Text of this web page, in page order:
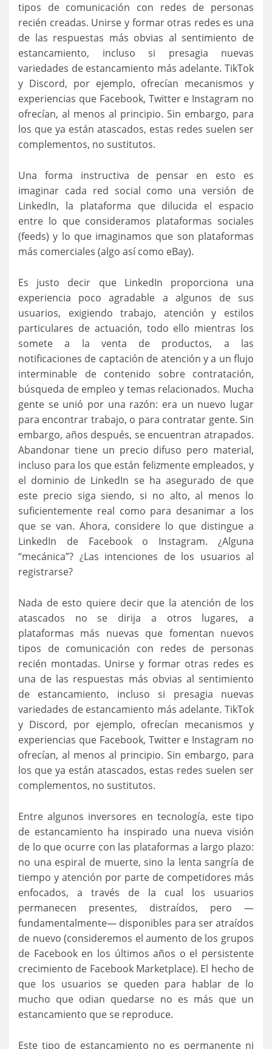
tipos de comunicación con redes de personas
recién creadas. Unirse y formar otras redes es una
de las respuestas más obvias al sentimiento de
estancamiento, incluso si presagia nuevas
variedades de estancamiento más adelante. TikTok
y Discord, por ejemplo, ofrecían mecanismos y
experiencias que Facebook, Twitter e Instagram no
ofrecían, al menos al principio. Sin embargo, para
los que ya están atascados, estas redes suelen ser
complementos, no sustitutos.
Una forma instructiva de pensar en esto es
imaginar cada red social como una versión de
LinkedIn, la plataforma que dilucida el espacio
entre lo que consideramos plataformas sociales
(feeds) y lo que imaginamos que son plataformas
más comerciales (algo así como eBay).
Es justo decir que LinkedIn proporciona una
experiencia poco agradable a algunos de sus
usuarios, exigiendo trabajo, atención y estilos
particulares de actuación, todo ello mientras los
somete a la venta de productos, a las
notificaciones de captación de atención y a un flujo
interminable de contenido sobre contratación,
búsqueda de empleo y temas relacionados. Mucha
gente se unió por una razón: era un nuevo lugar
para encontrar trabajo, o para contratar gente. Sin
embargo, años después, se encuentran atrapados.
Abandonar tiene un precio difuso pero material,
incluso para los que están felizmente empleados, y
el dominio de LinkedIn se ha asegurado de que
este precio siga siendo, si no alto, al menos lo
suficientemente real como para desanimar a los
que se van. Ahora, considere lo que distingue a
LinkedIn de Facebook o Instagram. ¿Alguna
“mecánica”? ¿Las intenciones de los usuarios al
registrarse?
Nada de esto quiere decir que la atención de los
atascados no se dirija a otros lugares, a
plataformas más nuevas que fomentan nuevos
tipos de comunicación con redes de personas
recién montadas. Unirse y formar otras redes es
una de las respuestas más obvias al sentimiento
de estancamiento, incluso si presagia nuevas
variedades de estancamiento más adelante. TikTok
y Discord, por ejemplo, ofrecían mecanismos y
experiencias que Facebook, Twitter e Instagram no
ofrecían, al menos al principio. Sin embargo, para
los que ya están atascados, estas redes suelen ser
complementos, no sustitutos.
Entre algunos inversores en tecnología, este tipo
de estancamiento ha inspirado una nueva visión
de lo que ocurre con las plataformas a largo plazo:
no una espiral de muerte, sino la lenta sangría de
tiempo y atención por parte de competidores más
enfocados, a través de la cual los usuarios
permanecen presentes, distraídos, pero —
fundamentalmente— disponibles para ser atraídos
de nuevo (consideremos el aumento de los grupos
de Facebook en los últimos años o el persistente
crecimiento de Facebook Marketplace). El hecho de
que los usuarios se queden para hablar de lo
mucho que odian quedarse no es más que un
estancamiento que se reproduce.
Este tipo de estancamiento no es permanente ni